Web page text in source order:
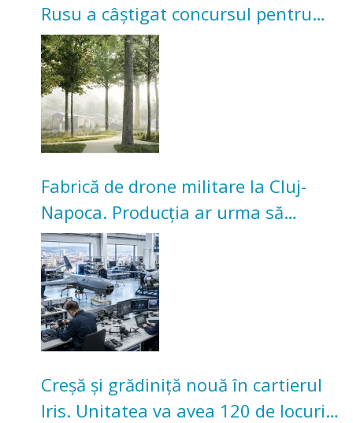
Rusu a câștigat concursul pentru
transformarea Grădinii Casei
Universitarilor
Fabrică de drone militare la Cluj-
Napoca. Producția ar urma să
înceapă în toamna acestui an
Creșă și grădiniță nouă în cartierul
Iris. Unitatea va avea 120 de locuri